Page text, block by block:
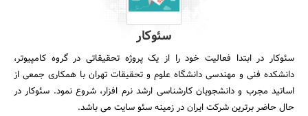
سئوکار
سئوکار در ابتدا فعالیت خود را از یک پروژه تحقیقاتی در گروه کامپیوتر،
دانشکده فنی و مهندسی دانشگاه علوم و تحقیقات تهران با همکاری جمعی از
اساتید مجرب و دانشجویان کارشناسی ارشد نرم افزار، شروع نمود. سئوکار در
حال حاضر برترین شرکت ایران در زمینه سئو سایت می باشد.